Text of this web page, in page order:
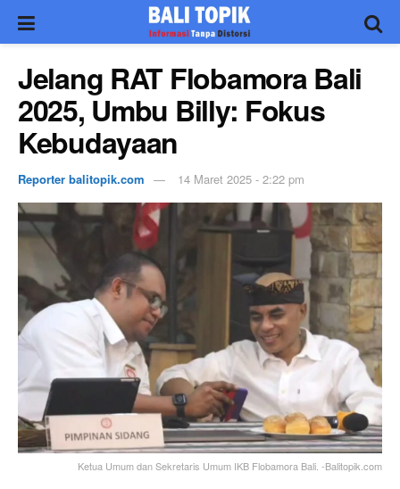
Jelang RAT Flobamora Bali
2025, Umbu Billy: Fokus
Kebudayaan
Reporter balitopik.com 14 Maret 2025 - 2:22 pm
Ketua Umum dan Sekretaris Umum IKB Flobamora Bali. -Balitopik.com